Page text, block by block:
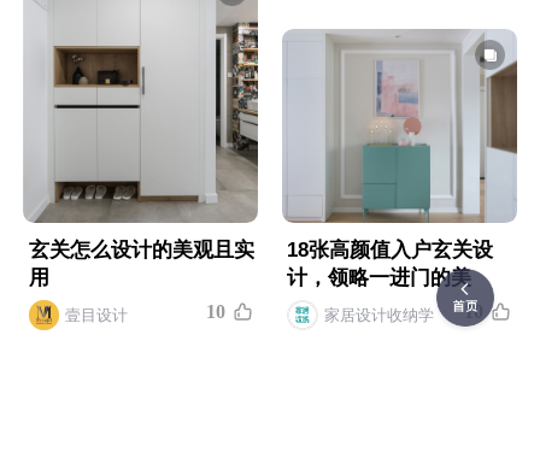
玄关怎么设计的美观且实
用
壹目设计 10
18张高颜值入户玄关设
计，领略一进门的美
家居设计收纳学 10